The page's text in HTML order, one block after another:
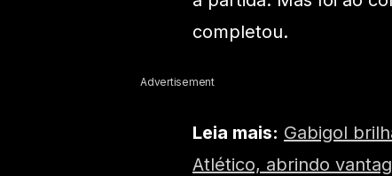
completou.
Advertisement
Leia mais: Gabigol
Atlético, abrindo